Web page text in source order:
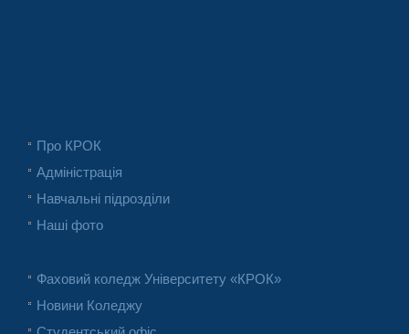
Про КРОК
Адміністрація
Навчальні підрозділи
Наші фото
Фаховий коледж Університету «КРОК»
Новини Коледжу